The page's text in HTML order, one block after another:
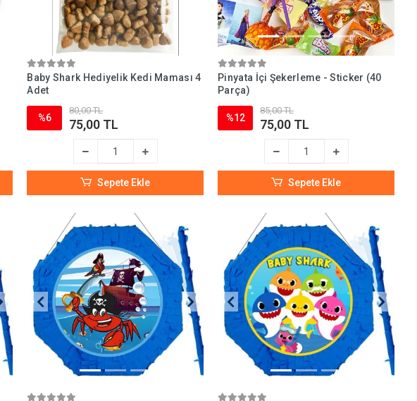
Baby Shark Hediyelik Kedi Maması 4
Adet
%6
80,00 TL
75,00 TL
Sepete Ekle
Pinyata İçi Şekerleme - Sticker (40
Parça)
%12
85,00 TL
75,00 TL
Sepete Ekle